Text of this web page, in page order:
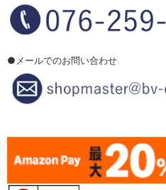
●メールでのお問い合わせ